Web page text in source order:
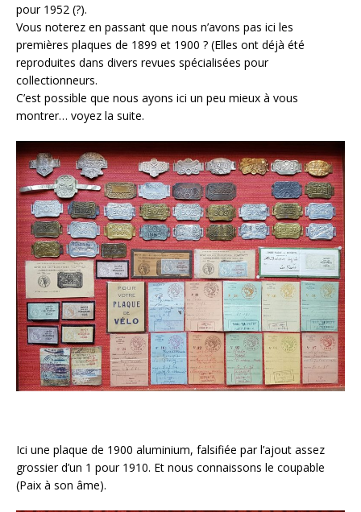
pour 1952 (?).
Vous noterez en passant que nous n’avons pas ici les
premières plaques de 1899 et 1900 ? (Elles ont déjà été
reproduites dans divers revues spécialisées pour
collectionneurs.
C’est possible que nous ayons ici un peu mieux à vous
montrer… voyez la suite.
Ici une plaque de 1900 aluminium, falsifiée par l’ajout assez
grossier d’un 1 pour 1910. Et nous connaissons le coupable
(Paix à son âme).